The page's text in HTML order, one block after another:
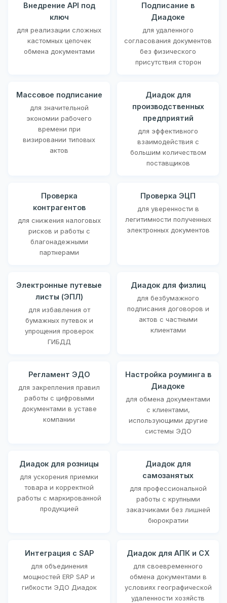
Внедрение API под
ключ
для реализации сложных
кастомных цепочек
обмена документами
Подписание в
Диадоке
для удаленного
согласования документов
без физического
присутствия сторон
Массовое подписание
для значительной
экономии рабочего
времени при
визировании типовых
актов
Диадок для
производственных
предприятий
для эффективного
взаимодействия с
большим количеством
поставщиков
Проверка
контрагентов
для снижения налоговых
рисков и работы с
благонадежными
партнерами
Проверка ЭЦП
для уверенности в
легитимности полученных
электронных документов
Электронные путевые
листы (ЭПЛ)
для избавления от
бумажных путевок и
упрощения проверок
ГИБДД
Диадок для физлиц
для безбумажного
подписания договоров и
актов с частными
клиентами
Регламент ЭДО
для закрепления правил
работы с цифровыми
документами в уставе
компании
Настройка роуминга в
Диадоке
для обмена документами
с клиентами,
использующими другие
системы ЭДО
Диадок для розницы
для ускорения приемки
товара и корректной
работы с маркированной
продукцией
Диадок для
самозанятых
для профессиональной
работы с крупными
заказчиками без лишней
бюрократии
Интеграция с SAP
для объединения
мощностей ERP SAP и
гибкости ЭДО Диадок
Диадок для АПК и СХ
для своевременного
обмена документами в
условиях географической
удаленности хозяйств